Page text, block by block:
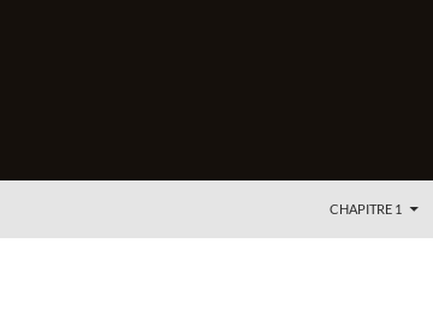
CHAPITRE 1